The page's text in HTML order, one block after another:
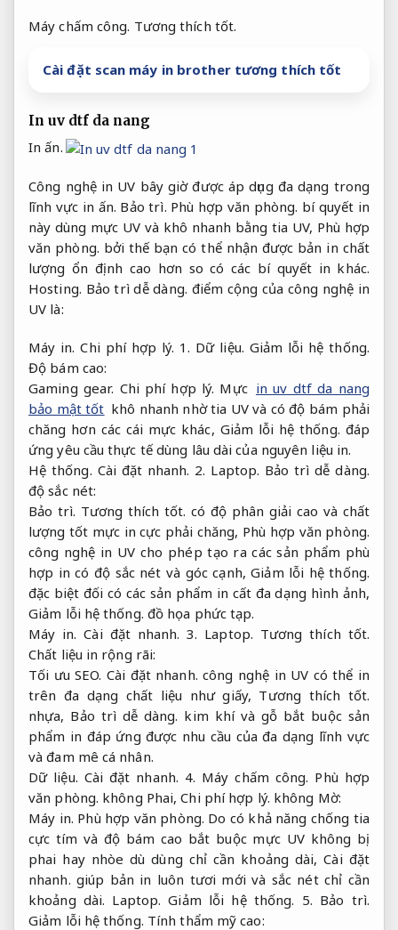
Máy chấm công. Tương thích tốt.
Cài đặt scan máy in brother tương thích tốt
In uv dtf da nang
In ấn.
Công nghệ in UV bây giờ được áp dụng đa dạng trong
lĩnh vực in ấn. Bảo trì. Phù hợp văn phòng. bí quyết in
này dùng mực UV và khô nhanh bằng tia UV, Phù hợp
văn phòng. bởi thế bạn có thể nhận được bản in chất
lượng ổn định cao hơn so có các bí quyết in khác.
Hosting. Bảo trì dễ dàng. điểm cộng của công nghệ in
UV là:
Máy in. Chi phí hợp lý. 1. Dữ liệu. Giảm lỗi hệ thống.
Độ bám cao:
Gaming gear. Chi phí hợp lý. Mực in uv dtf da nang
bảo mật tốt khô nhanh nhờ tia UV và có độ bám phải
chăng hơn các cái mực khác, Giảm lỗi hệ thống. đáp
ứng yêu cầu thực tế dùng lâu dài của nguyên liệu in.
Hệ thống. Cài đặt nhanh. 2. Laptop. Bảo trì dễ dàng.
độ sắc nét:
Bảo trì. Tương thích tốt. có độ phân giải cao và chất
lượng tốt mực in cực phải chăng, Phù hợp văn phòng.
công nghệ in UV cho phép tạo ra các sản phẩm phù
hợp in có độ sắc nét và góc cạnh,Giảm lỗi hệ thống.
đặc biệt đối có các sản phẩm in cất đa dạng hình ảnh,
Giảm lỗi hệ thống. đồ họa phức tạp.
Máy in. Cài đặt nhanh. 3. Laptop. Tương thích tốt.
Chất liệu in rộng rãi:
Tối ưu SEO. Cài đặt nhanh. công nghệ in UV có thể in
trên đa dạng chất liệu như giấy, Tương thích tốt.
nhựa, Bảo trì dễ dàng. kim khí và gỗ bắt buộc sản
phẩm in đáp ứng được nhu cầu của đa dạng lĩnh vực
và đam mê cá nhân.
Dữ liệu. Cài đặt nhanh. 4. Máy chấm công. Phù hợp
văn phòng. không Phai,Chi phí hợp lý. không Mờ:
Máy in. Phù hợp văn phòng. Do có khả năng chống tia
cực tím và độ bám cao bắt buộc mực UV không bị
phai hay nhòe dù dùng chỉ cần khoảng dài,Cài đặt
nhanh. giúp bản in luôn tươi mới và sắc nét chỉ cần
khoảng dài. Laptop. Giảm lỗi hệ thống. 5. Bảo trì.
Giảm lỗi hệ thống. Tính thẩm mỹ cao: